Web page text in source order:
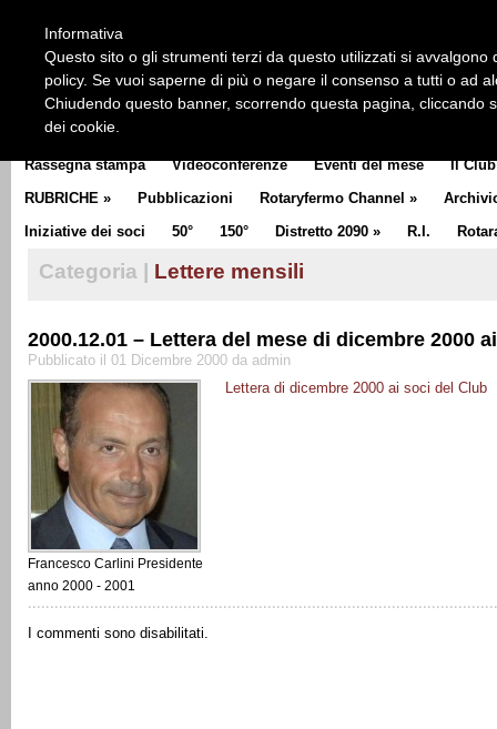
CLUB COMMUNICATOR
Rassegna stampa Videoconferenze Eventi del mese Il Club
RUBRICHE » Pubblicazioni Rotaryfermo Channel »
Iniziative dei soci
50° 150° Distretto 2090 » R.I.
Categoria | Lettere mensili
2000.12.01 – Lettera del mese di dicembre 2000
Pubblicato il 01 Dicembre 2000 da admin
Francesco Carlini Presidente
anno 2000 - 2001
Lettera di dicembre 2000 ai soci del Club
I commenti sono disabilitati.
Informativa
Questo sito o gli strumenti terzi da questo utilizzati si
policy. Se vuoi saperne di più o negare il consenso a tutti o ad
Chiudendo questo banner, scorrendo questa pagina, cliccando
dei cookie.